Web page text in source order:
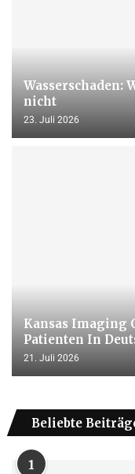
Wasserschaden:
nicht
23. Juli 2026
Kansas Imaging
Patienten In
21. Juli 2026
Beliebte
1